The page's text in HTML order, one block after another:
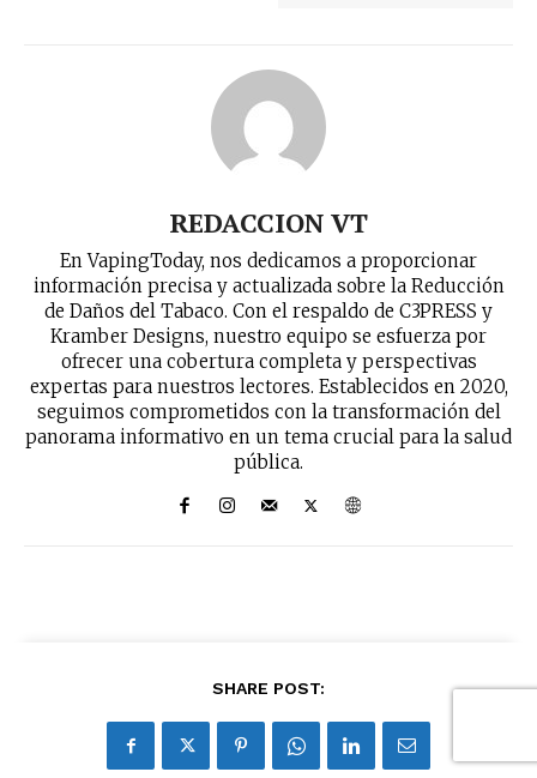
REDACCION VT
En VapingToday, nos dedicamos a proporcionar
información precisa y actualizada sobre la Reducción
de Daños del Tabaco. Con el respaldo de C3PRESS y
Kramber Designs, nuestro equipo se esfuerza por
ofrecer una cobertura completa y perspectivas
expertas para nuestros lectores. Establecidos en 2020,
seguimos comprometidos con la transformación del
panorama informativo en un tema crucial para la salud
pública.
SHARE POST: